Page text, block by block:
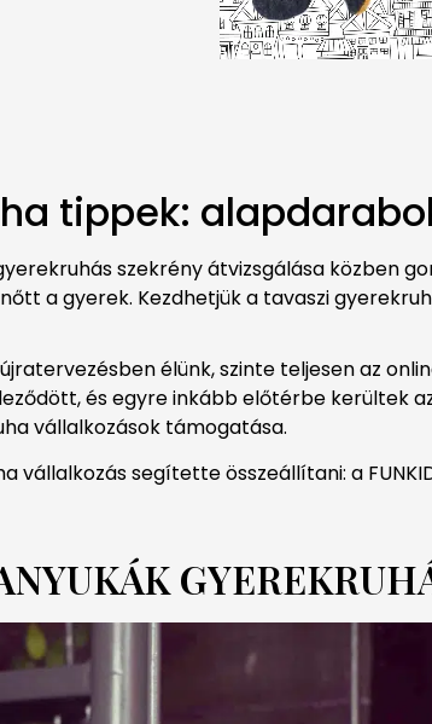
tippek:
szekrény átvizsgálása közben
a gyerek. Kezdhetjük a tavaszi
élünk, szinte teljesen az
és egyre inkább előtérbe kerültek
vállalkozások támogatása.
vállalkozás segítette összeállítani: a